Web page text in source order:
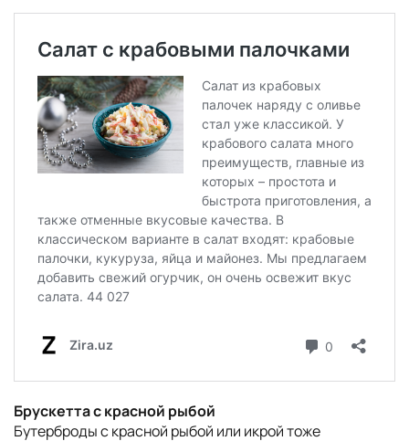
Брускетта с красной рыбой
Бутерброды с красной рыбой или икрой тоже